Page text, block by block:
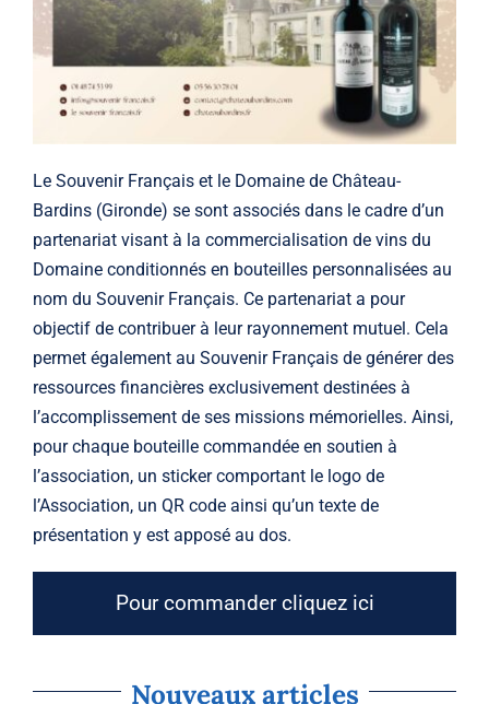
Le Souvenir Français et le Domaine de Château-
Bardins (Gironde) se sont associés dans le cadre d’un
partenariat visant à la commercialisation de vins du
Domaine conditionnés en bouteilles personnalisées au
nom du Souvenir Français. Ce partenariat a pour
objectif de contribuer à leur rayonnement mutuel. Cela
permet également au Souvenir Français de générer des
ressources financières exclusivement destinées à
l’accomplissement de ses missions mémorielles. Ainsi,
pour chaque bouteille commandée en soutien à
l’association, un sticker comportant le logo de
l’Association, un QR code ainsi qu’un texte de
présentation y est apposé au dos.
Pour commander cliquez ici
Nouveaux articles